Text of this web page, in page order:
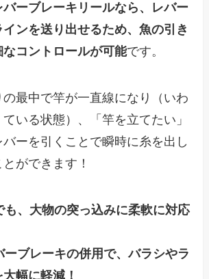
バーブレーキリールなら、レバー
ンを送り出せるため、魚の引き
コントロールが可能です。
最中で竿が一直線になり（いわ
いる状態）、「竿を立てたい」
ーを引くことで瞬時に糸を出し
ができます！
も、大物の突っ込みに柔軟に対応
ーブレーキの併用で、バラシやラ
幅に軽減！